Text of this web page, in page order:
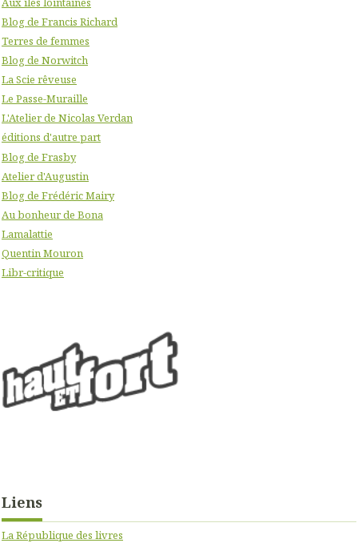
Blog de Francis Richard
Terres de femmes
Blog de Norwitch
La Scie rêveuse
Le Passe-Muraille
L'Atelier de Nicolas Verdan
éditions d'autre part
Blog de Frasby
Atelier d'Augustin
Blog de Frédéric Mairy
Au bonheur de Bona
Lamalattie
Quentin Mouron
Libr-critique
Liens
La République des livres